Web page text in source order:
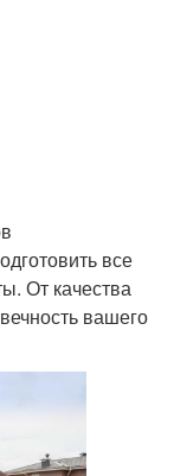
все
От качества
вашего